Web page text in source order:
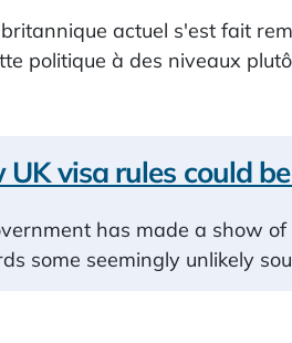
actuel s'est fait
politique à des niveaux
visa rules could
has made a show
some seemingly unlikely